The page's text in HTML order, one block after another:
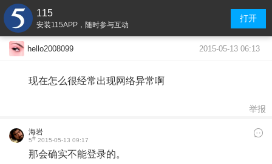
115
安装115APP，随时参与互动
打开
hello2008099 2015-05-13 06:13
现在怎么很经常出现网络异常啊
举报
海岩
5# 2015-05-13 09:17
​那会确实不能登录的。